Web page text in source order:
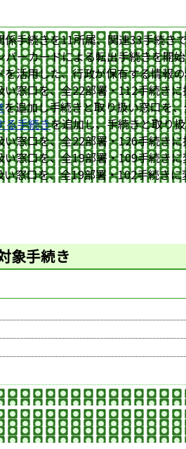
手続きを11所属、関連33手続き
ーカードによる転出手続きを開始
活用した、行政が保有する情報
窓口を、全22部署・112手続きに
を追加し手続きと取り扱い窓口を
る手続きを追加し、手続きと取り
窓口を、全22部署・126手続きに
窓口を、全19部署・109手続きに
口を、全19部署・102手続きに
象手続き